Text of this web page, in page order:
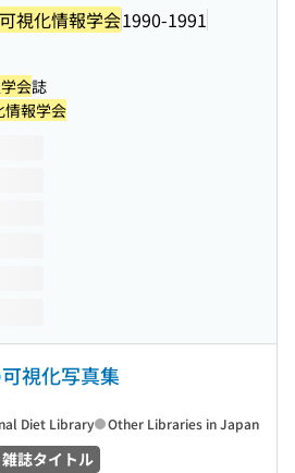
可視化情報学会1990-1991
会誌
情報学会
視化写真集
雑誌タイトル
Diet Library Other Libraries in Japan